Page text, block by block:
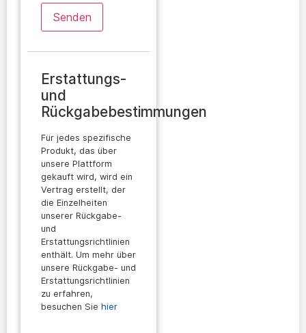
Erstattungs-
und
Rückgabebestimmungen
Für jedes spezifische
Produkt, das über
unsere Plattform
gekauft wird, wird ein
Vertrag erstellt, der
die Einzelheiten
unserer Rückgabe-
und
Erstattungsrichtlinien
enthält. Um mehr über
unsere Rückgabe- und
Erstattungsrichtlinien
zu erfahren,
besuchen Sie hier